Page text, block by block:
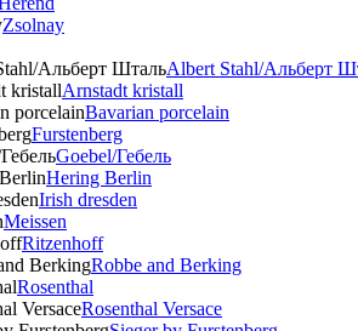
Zsolnay
Albert Stahl/Альбеpт
Arnstadt kristall
Bavarian porcelain
Furstenberg
Goebel/Гебель
Hering Berlin
Irish dresden
Meissen
Ritzenhoff
Robbe and Berking
Rosenthal
Rosenthal Versace